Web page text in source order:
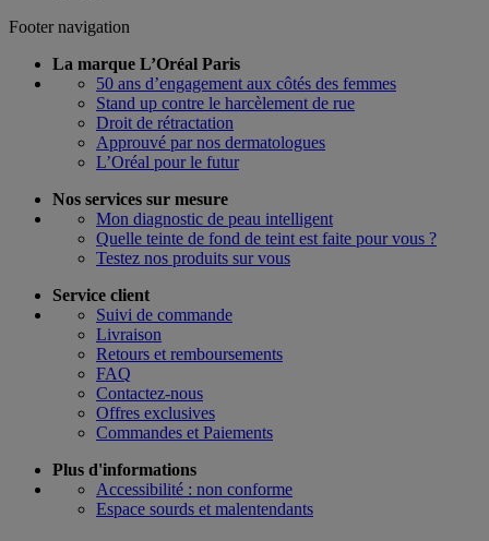
Footer navigation
La marque L’Oréal Paris
50 ans d’engagement aux côtés des femmes
Stand up contre le harcèlement de rue
Droit de rétractation
Approuvé par nos dermatologues
L’Oréal pour le futur
Nos services sur mesure
Mon diagnostic de peau intelligent
Quelle teinte de fond de teint est faite pour vous ?
Testez nos produits sur vous
Service client
Suivi de commande
Livraison
Retours et remboursements
FAQ
Contactez-nous
Offres exclusives
Commandes et Paiements
Plus d'informations
Accessibilité : non conforme
Espace sourds et malentendants